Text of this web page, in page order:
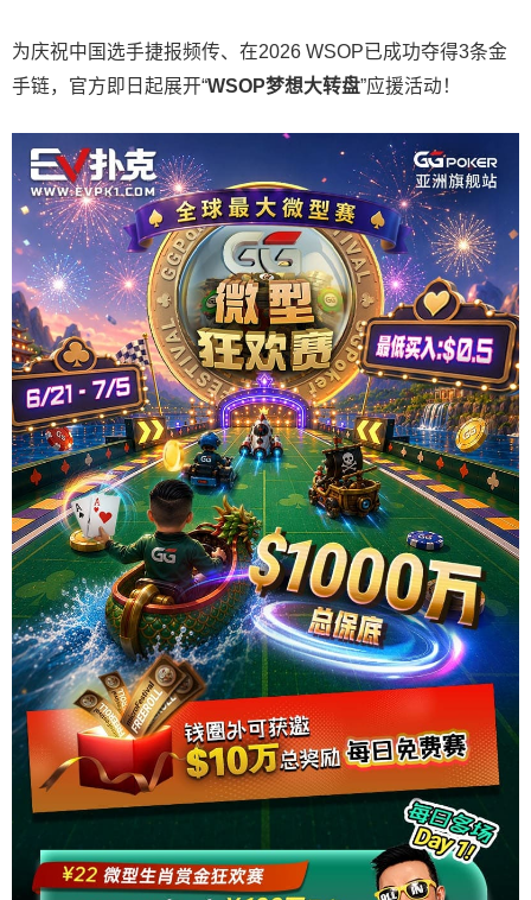
为庆祝中国选手捷报频传、在2026 WSOP已成功夺得3条金
手链，官方即日起展开“WSOP梦想大转盘”应援活动！